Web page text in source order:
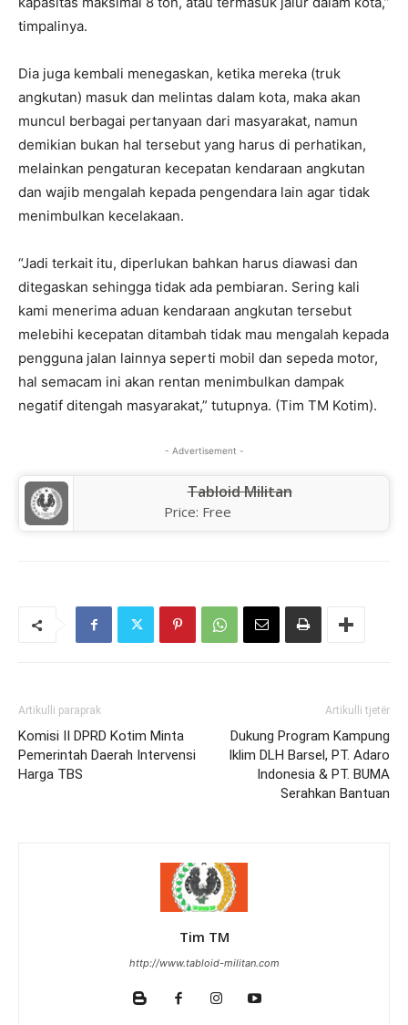
timpalinya.
Dia juga kembali menegaskan, ketika mereka (truk
angkutan) masuk dan melintas dalam kota, maka akan
muncul berbagai pertanyaan dari masyarakat, namun
demikian bukan hal tersebut yang harus di perhatikan,
melainkan pengaturan kecepatan kendaraan angkutan
dan wajib mengalah kepada pengendara lain agar tidak
menimbulkan kecelakaan.
“Jadi terkait itu, diperlukan bahkan harus diawasi dan
ditegaskan sehingga tidak ada pembiaran. Sering kali
kami menerima aduan kendaraan angkutan tersebut
melebihi kecepatan ditambah tidak mau mengalah kepada
pengguna jalan lainnya seperti mobil dan sepeda motor,
hal semacam ini akan rentan menimbulkan dampak
negatif ditengah masyarakat,” tutupnya. (Tim TM Kotim).
- Advertisement -
Tabloid Militan
Price: Free
Artikulli paraprak
Komisi II DPRD Kotim Minta
Pemerintah Daerah Intervensi
Harga TBS
Artikulli tjetër
Dukung Program Kampung
Iklim DLH Barsel, PT. Adaro
Indonesia & PT. BUMA
Serahkan Bantuan
Tim TM
http://www.tabloid-militan.com